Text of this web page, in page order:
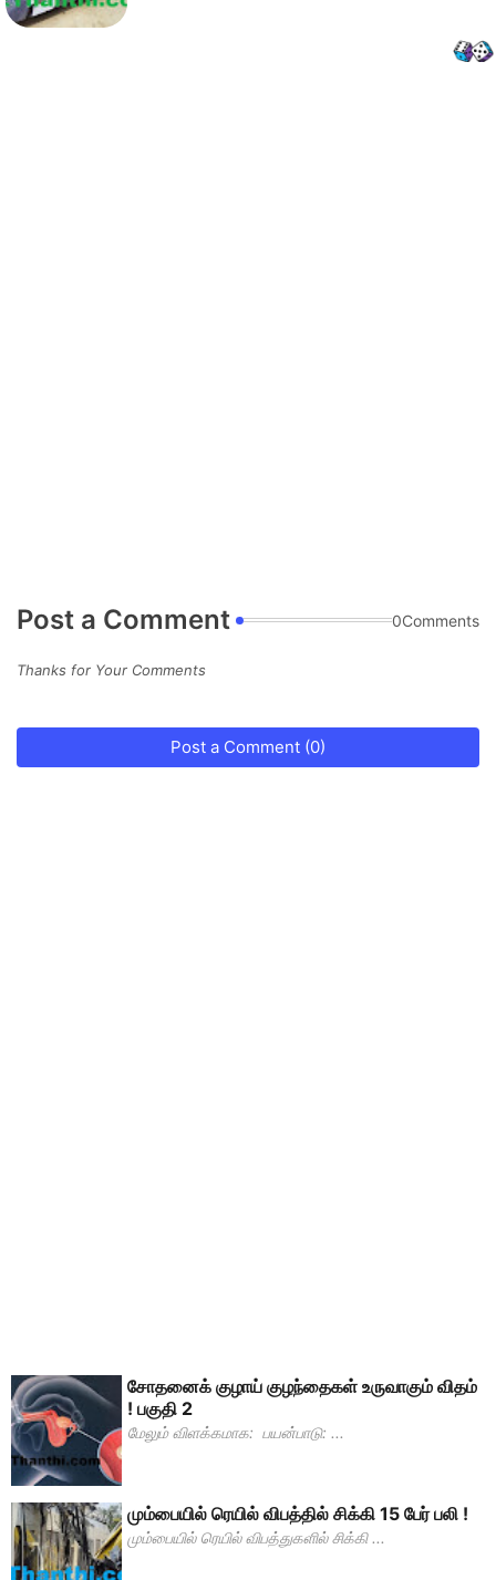
Post a Comment 0Comments
Thanks for Your Comments
Post a Comment (0)
சோதனைக் குழாய் குழந்தைகள் உருவாகும் விதம்
! பகுதி 2
மேலும் விளக்கமாக: பயன்பாடு: ...
மும்பையில் ரெயில் விபத்தில் சிக்கி 15 பேர் பலி !
மும்பையில் ரெயில் விபத்துகளில் சிக்கி ...